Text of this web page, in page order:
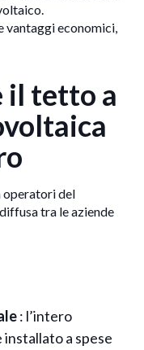
vantaggi economici,
il tetto a
del
tra le aziende
: l’intero
a spese